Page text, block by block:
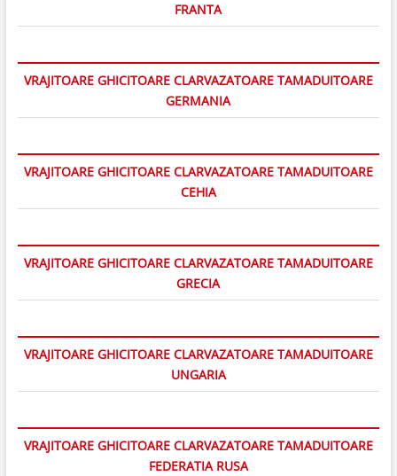
FRANTA
VRAJITOARE GHICITOARE CLARVAZATOARE TAMADUITOARE
GERMANIA
VRAJITOARE GHICITOARE CLARVAZATOARE TAMADUITOARE
CEHIA
VRAJITOARE GHICITOARE CLARVAZATOARE TAMADUITOARE
GRECIA
VRAJITOARE GHICITOARE CLARVAZATOARE TAMADUITOARE
UNGARIA
VRAJITOARE GHICITOARE CLARVAZATOARE TAMADUITOARE
FEDERATIA RUSA